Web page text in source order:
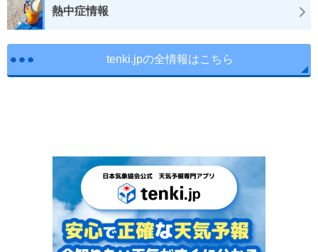
熱中症情報
tenki.jpの全情報はこちら